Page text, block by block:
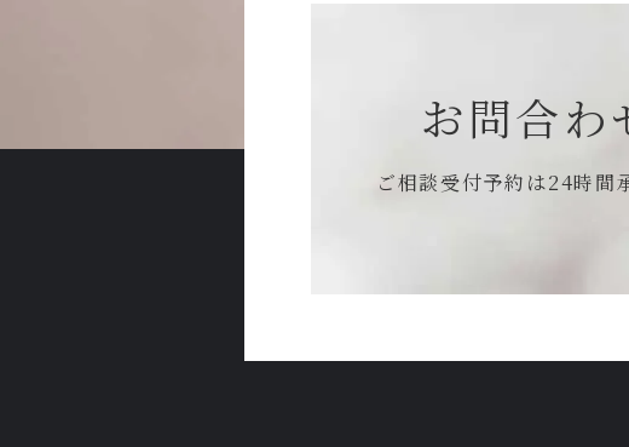
お問合わ
ご相談受付予約は24時間